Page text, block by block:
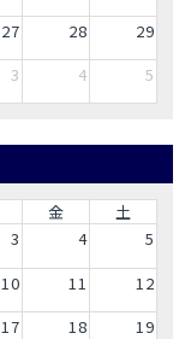
27 28
29
3 4 5
金
土
3 4
5
10 11
12
17 18
19